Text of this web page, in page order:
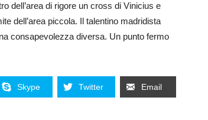
dell’area di rigore un cross di Vinicius e
dell’area piccola. Il talentino madridista
consapevolezza diversa. Un punto fermo
Skype Twitter Email